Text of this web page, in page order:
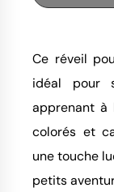
Ce réveil
idéal pour
apprenant à
colorés et
une touche
petits